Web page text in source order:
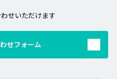
せいただけます
せフォーム